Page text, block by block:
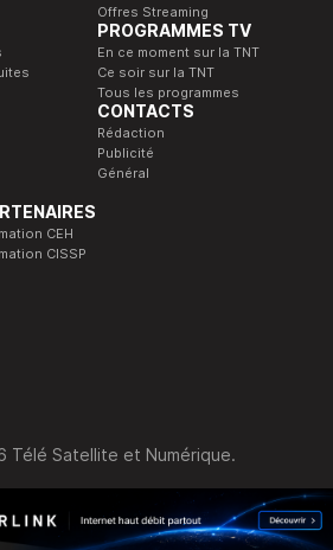
Offres Streaming
PROGRAMMES TV
En ce moment sur la TNT
Ce soir sur la TNT
Tous les programmes
CONTACTS
Rédaction
Publicité
Général
CEH
CISSP
Télé Satellite et Numérique.
tard Ne plus afficher